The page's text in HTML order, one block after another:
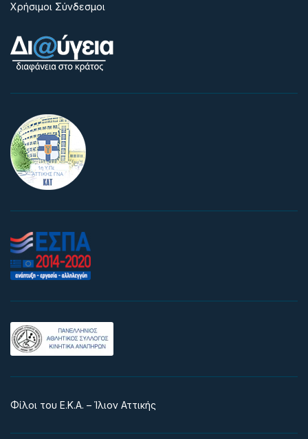
Χρήσιμοι Σύνδεσμοι
Φίλοι του Ε.Κ.Α. – Ίλιον Αττικής